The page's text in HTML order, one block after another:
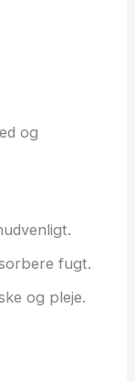
og
fugt.
og pleje.